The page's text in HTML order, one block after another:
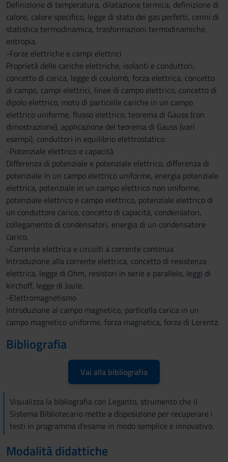
Definizione di temperatura, dilatazione termica, definizione di
calore, calore specifico, legge di stato dei gas perfetti, cenni di
statistica termodinamica, trasformazioni termodinamiche,
entropia.
-Forze elettriche e campi elettrici
Proprietà delle cariche elettriche, isolanti e conduttori,
concetto di carica, legge di coulomb, forza elettrica, concetto
di campo, campi elettrici, linee di campo elettrico, concetto di
dipolo elettrico, moto di particelle cariche in un campo
elettrico uniforme, flusso elettrico, teorema di Gauss (con
dimostrazione), applicazione del teorema di Gauss (vari
esempi), conduttori in equilibrio elettrostatico.
-Potenziale elettrico e capacità
Differenza di potenziale e potenziale elettrico, differenza di
potenziale in un campo elettrico uniforme, energia potenziale
elettrica, potenziale in un campo elettrico non uniforme,
potenziale elettrico e campo elettrico, potenziale elettrico di
un conduttore carico, concetto di capacità, condensatori,
collegamento di condensatori, energia di un condensatore
carico.
-Corrente elettrica e circuiti a corrente continua
Introduzione alla corrente elettrica, concetto di resistenza
elettrica, legge di Ohm, resistori in serie e parallelo, leggi di
kirchoff, legge di Joule.
-Elettromagnetismo
Introduzione al campo magnetico, particella carica in un
campo magnetico uniforme, forza magnetica, forza di Lorentz.
Bibliografia
Vai alla bibliografia
Visualizza la bibliografia con Leganto, strumento che il
Sistema Bibliotecario mette a disposizione per recuperare i
testi in programma d'esame in modo semplice e innovativo.
Modalità didattiche